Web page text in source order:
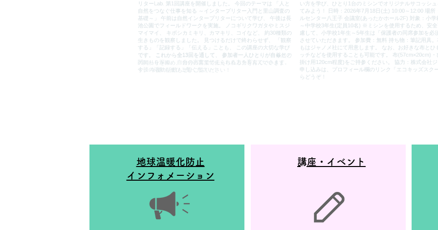
Load More
地球温暖化防止
インフォメーション
​講座・イベント